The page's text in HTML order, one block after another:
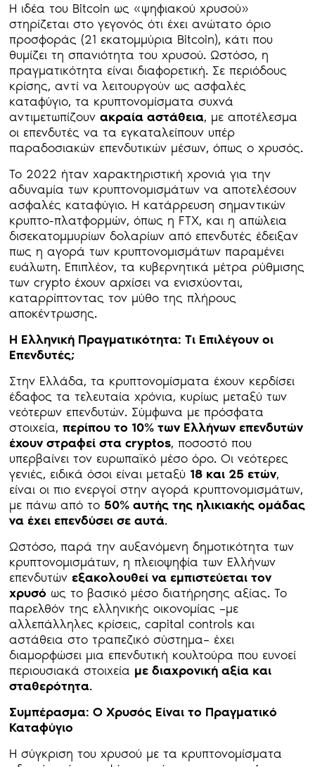
Η ιδέα του Bitcoin ως «ψηφιακού χρυσού»
στηρίζεται στο γεγονός ότι έχει ανώτατο όριο
προσφοράς (21 εκατομμύρια Bitcoin), κάτι που
θυμίζει τη σπανιότητα του χρυσού. Ωστόσο, η
πραγματικότητα είναι διαφορετική. Σε περιόδους
κρίσης, αντί να λειτουργούν ως ασφαλές
καταφύγιο, τα κρυπτονομίσματα συχνά
αντιμετωπίζουνακραία αστάθεια, με αποτέλεσμα
οι επενδυτές να τα εγκαταλείπουν υπέρ
παραδοσιακών επενδυτικών μέσων, όπως ο χρυσός.
Το 2022 ήταν χαρακτηριστική χρονιά για την
αδυναμία των κρυπτονομισμάτων να αποτελέσουν
ασφαλές καταφύγιο. Η κατάρρευση σημαντικών
κρυπτο-πλατφορμών, όπως η FTX, και η απώλεια
δισεκατομμυρίων δολαρίων από επενδυτές έδειξαν
πως η αγορά των κρυπτονομισμάτων παραμένει
ευάλωτη. Επιπλέον, τα κυβερνητικά μέτρα ρύθμισης
των crypto έχουν αρχίσει να ενισχύονται,
καταρρίπτοντας τον μύθο της πλήρους
αποκέντρωσης.
Η Ελληνική Πραγματικότητα: Τι Επιλέγουν οι
Επενδυτές;
Στην Ελλάδα, τα κρυπτονομίσματα έχουν κερδίσει
έδαφος τα τελευταία χρόνια, κυρίως μεταξύ των
νεότερων επενδυτών. Σύμφωνα με πρόσφατα
στοιχεία,περίπου το 10% των Ελλήνων επενδυτών
έχουν στραφεί στα cryptos, ποσοστό που
υπερβαίνει τον ευρωπαϊκό μέσο όρο. Οι νεότερες
γενιές, ειδικά όσοι είναι μεταξύ 18 και 25 ετών,
είναι οι πιο ενεργοί στην αγορά κρυπτονομισμάτων,
με πάνω από το 50% αυτής της ηλικιακής ομάδας
να έχει επενδύσει σε αυτά.
Ωστόσο, παρά την αυξανόμενη δημοτικότητα των
κρυπτονομισμάτων, η πλειοψηφία των Ελλήνων
επενδυτώνεξακολουθεί να εμπιστεύεται τον
χρυσό ως το βασικό μέσο διατήρησης αξίας. Το
παρελθόν της ελληνικής οικονομίας –με
αλλεπάλληλες κρίσεις, capital controls και
αστάθεια στο τραπεζικό σύστημα– έχει
διαμορφώσει μια επενδυτική κουλτούρα που ευνοεί
περιουσιακά στοιχεία με διαχρονική αξία και
σταθερότητα.
Συμπέρασμα: Ο Χρυσός Είναι το Πραγματικό
Καταφύγιο
Η σύγκριση του χρυσού με τα κρυπτονομίσματα